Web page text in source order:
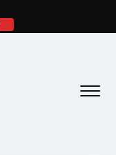
(11)